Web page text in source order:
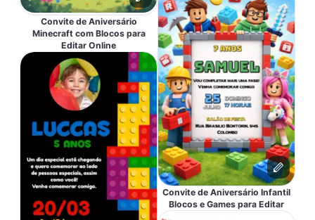
Convite de Aniversário
Minecraft com Blocos para
Editar Online
Convite de Aniversário Infantil
Blocos e Games para Editar